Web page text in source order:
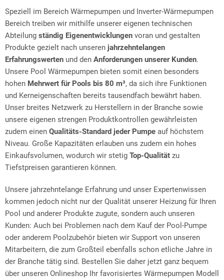
Speziell im Bereich Wärmepumpen und Inverter-Wärmepumpen
Bereich treiben wir mithilfe unserer eigenen technischen
Abteilung ständig Eigenentwicklungen voran und gestalten
Produkte gezielt nach unseren jahrzehntelangen
Erfahrungswerten und den Anforderungen unserer Kunden.
Unsere Pool Wärmepumpen bieten somit einen besonders
hohen Mehrwert für Pools bis 80 m³, da sich ihre Funktionen
und Kerneigenschaften bereits tausendfach bewährt haben.
Unser breites Netzwerk zu Herstellern in der Branche sowie
unsere eigenen strengen Produktkontrollen gewährleisten
zudem einen Qualitäts-Standard jeder Pumpe auf höchstem
Niveau. Große Kapazitäten erlauben uns zudem ein hohes
Einkaufsvolumen, wodurch wir stetig Top-Qualität zu
Tiefstpreisen garantieren können.
Unsere jahrzehntelange Erfahrung und unser Expertenwissen
kommen jedoch nicht nur der Qualität unserer Heizung für Ihren
Pool und anderer Produkte zugute, sondern auch unseren
Kunden: Auch bei Problemen nach dem Kauf der Pool-Pumpe
oder anderem Poolzubehör bieten wir Support von unseren
Mitarbeitern, die zum Großteil ebenfalls schon etliche Jahre in
der Branche tätig sind. Bestellen Sie daher jetzt ganz bequem
über unseren Onlineshop Ihr favorisiertes Wärmepumpen Modell